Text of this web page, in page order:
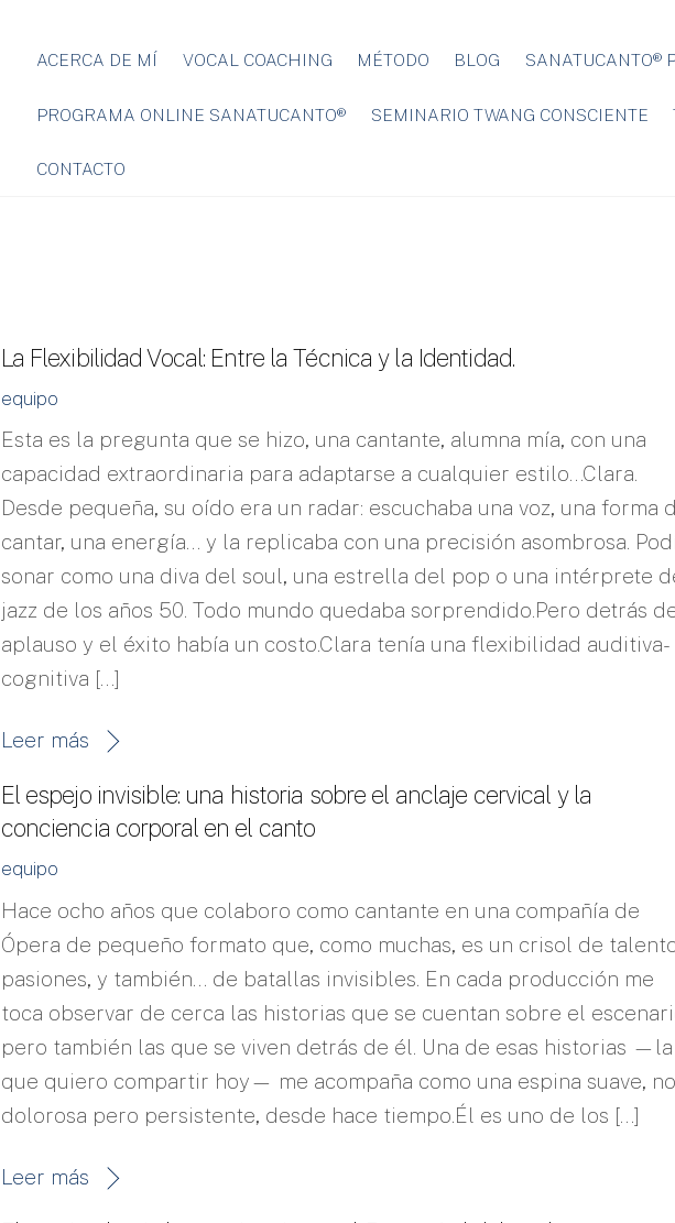
ACERCA DE MÍ VOCAL COACHING MÉTODO BLOG SANATUCANTO®
PROGRAMA ONLINE SANATUCANTO® SEMINARIO TWANG CONSCIENTE
CONTACTO
La Flexibilidad Vocal: Entre la Técnica y la Identidad.
equipo
Esta es la pregunta que se hizo, una cantante, alumna mía, con una
capacidad extraordinaria para adaptarse a cualquier estilo…Clara.
Desde pequeña, su oído era un radar: escuchaba una voz, una forma
cantar, una energía… y la replicaba con una precisión asombrosa.
sonar como una diva del soul, una estrella del pop o una intérprete
jazz de los años 50. Todo mundo quedaba sorprendido.Pero detrás
aplauso y el éxito había un costo.Clara tenía una flexibilidad auditiva-
cognitiva […]
Leer más
El espejo invisible: una historia sobre el anclaje cervical y la
conciencia corporal en el canto
equipo
Hace ocho años que colaboro como cantante en una compañía de
Ópera de pequeño formato que, como muchas, es un crisol de
pasiones, y también… de batallas invisibles. En cada producción me
toca observar de cerca las historias que se cuentan sobre el
pero también las que se viven detrás de él. Una de esas historias —la
que quiero compartir hoy— me acompaña como una espina suave, no
dolorosa pero persistente, desde hace tiempo.Él es uno de los […]
Leer más